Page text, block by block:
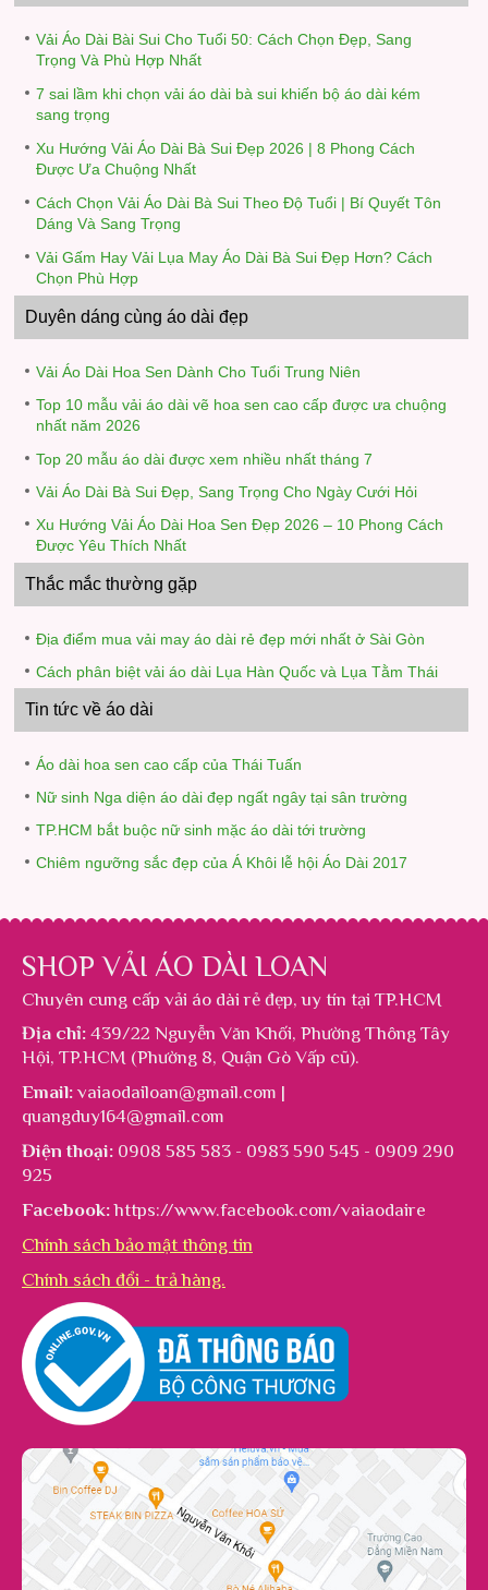
Vải Áo Dài Bài Sui Cho Tuổi 50: Cách Chọn Đẹp, Sang
Trọng Và Phù Hợp Nhất
7 sai lầm khi chọn vải áo dài bà sui khiến bộ áo dài kém
sang trọng
Xu Hướng Vải Áo Dài Bà Sui Đẹp 2026 | 8 Phong Cách
Được Ưa Chuộng Nhất
Cách Chọn Vải Áo Dài Bà Sui Theo Độ Tuổi | Bí Quyết Tôn
Dáng Và Sang Trọng
Vải Gấm Hay Vải Lụa May Áo Dài Bà Sui Đẹp Hơn? Cách
Chọn Phù Hợp
Duyên dáng cùng áo dài đẹp
Vải Áo Dài Hoa Sen Dành Cho Tuổi Trung Niên
Top 10 mẫu vải áo dài vẽ hoa sen cao cấp được ưa chuộng
nhất năm 2026
Top 20 mẫu áo dài được xem nhiều nhất tháng 7
Vải Áo Dài Bà Sui Đẹp, Sang Trọng Cho Ngày Cưới Hỏi
Xu Hướng Vải Áo Dài Hoa Sen Đẹp 2026 – 10 Phong Cách
Được Yêu Thích Nhất
Thắc mắc thường gặp
Địa điểm mua vải may áo dài rẻ đẹp mới nhất ở Sài Gòn
Cách phân biệt vải áo dài Lụa Hàn Quốc và Lụa Tằm Thái
Tin tức về áo dài
Áo dài hoa sen cao cấp của Thái Tuấn
Nữ sinh Nga diện áo dài đẹp ngất ngây tại sân trường
TP.HCM bắt buộc nữ sinh mặc áo dài tới trường
Chiêm ngưỡng sắc đẹp của Á Khôi lễ hội Áo Dài 2017
SHOP VẢI ÁO DÀI LOAN
Chuyên cung cấp vải áo dài rẻ đẹp, uy tín tại TP.HCM
Địa chỉ: 439/22 Nguyễn Văn Khối, Phường Thông Tây
Hội, TP.HCM (Phường 8, Quận Gò Vấp cũ).
Email: vaiaodailoan@gmail.com |
quangduy164@gmail.com
Điện thoại: 0908 585 583 - 0983 590 545 - 0909 290
925
Facebook: https://www.facebook.com/vaiaodaire
Chính sách bảo mật thông tin
Chính sách đổi - trả hàng.